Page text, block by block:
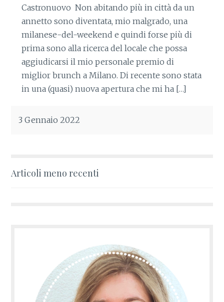
Castronuovo Non abitando più in città da un
annetto sono diventata, mio malgrado, una
milanese-del-weekend e quindi forse più di
prima sono alla ricerca del locale che possa
aggiudicarsi il mio personale premio di
miglior brunch a Milano. Di recente sono stata
in una (quasi) nuova apertura che mi ha […]
3 Gennaio 2022
Articoli meno recenti